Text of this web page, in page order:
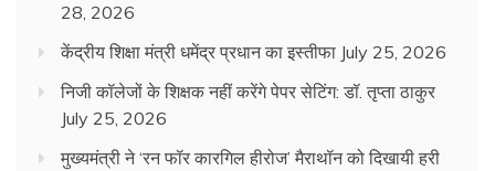
28, 2026
केंद्रीय शिक्षा मंत्री धमेंद्र प्रधान का इस्तीफा July 25, 2026
निजी कॉलेजों के शिक्षक नहीं करेंगे पेपर सेटिंग: डॉ. तृप्ता ठाकुर
July 25, 2026
मुख्यमंत्री ने ‘रन फॉर कारगिल हीरोज’ मैराथॉन को दिखायी हरी